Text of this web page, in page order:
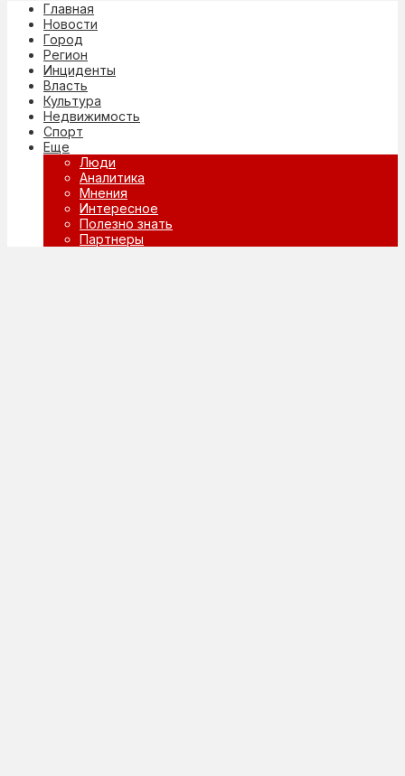
Главная
Новости
Город
Регион
Инциденты
Власть
Культура
Недвижимость
Спорт
Еще
Люди
Аналитика
Мнения
Интересное
Полезно знать
Партнеры